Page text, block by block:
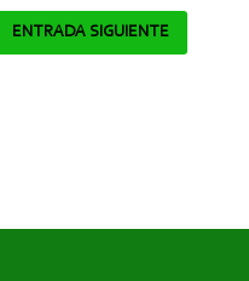
ENTRADA SIGUIENTE